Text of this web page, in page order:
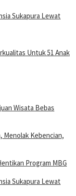
Sukapura Lewat
Untuk 51 Anak
Wisata Bebas
Menolak Kebencian,
Program MBG
Sukapura Lewat